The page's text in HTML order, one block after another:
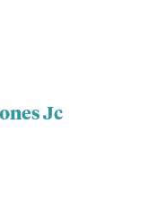
Jc